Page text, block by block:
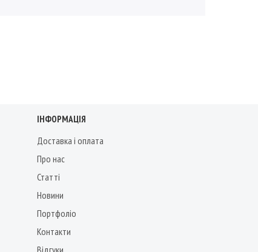
ІНФОРМАЦІЯ
Доставка і оплата
Про нас
Статті
Новини
Портфоліо
Контакти
Відгуки